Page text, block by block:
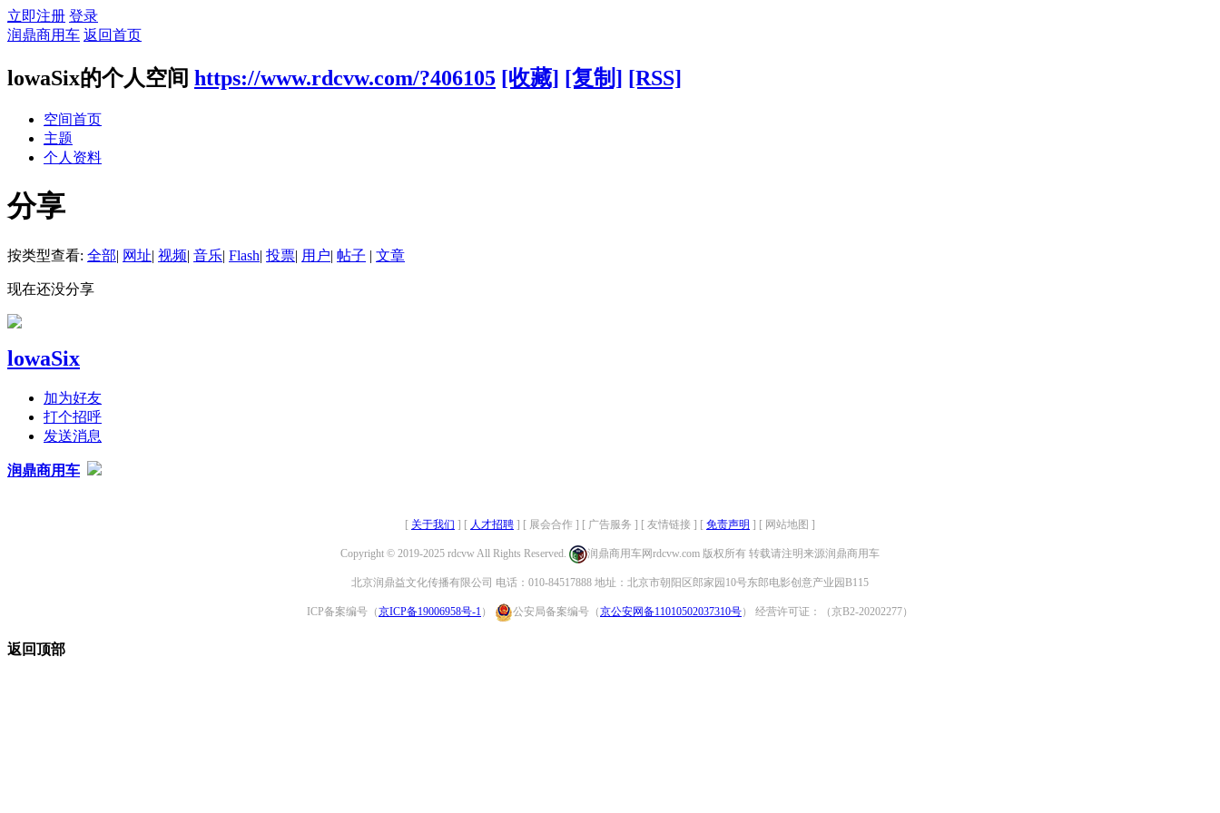
立即注册 登录
润鼎商用车 返回首页
lowaSix的个人空间 https://www.rdcvw.com/?406105 [收藏] [复制] [RSS]
空间首页
主题
个人资料
分享
按类型查看: 全部| 网址| 视频| 音乐| Flash| 投票| 用户| 帖子 | 文章
现在还没分享
lowaSix
加为好友
打个招呼
发送消息
润鼎商用车
[ 关于我们 ] [ 人才招聘 ] [ 展会合作 ] [ 广告服务 ] [ 友情链接 ] [ 免责声明 ] [ 网站地图 ]
Copyright © 2019-2025 rdcvw All Rights Reserved. 润鼎商用车网rdcvw.com 版权所有 转载请注明来源润鼎商用车
北京润鼎益文化传播有限公司 电话：010-84517888 地址：北京市朝阳区郎家园10号东郎电影创意产业园B115
ICP备案编号（京ICP备19006958号-1 ） 公安局备案编号（京公安网备11010502037310号） 经营许可证：（京B2-20202277）
返回顶部